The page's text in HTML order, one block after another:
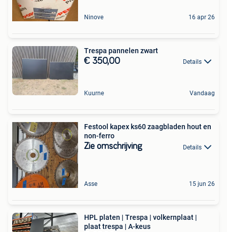
Ninove 16 apr 26
Trespa pannelen zwart
€ 350,00 Details
Kuurne Vandaag
Festool kapex ks60 zaagbladen hout en
non-ferro
Zie omschrijving Details
Asse 15 jun 26
HPL platen | Trespa | volkernplaat |
plaat trespa | A-keus